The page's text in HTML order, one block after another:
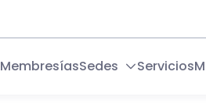
MembresíasSedes Servicios